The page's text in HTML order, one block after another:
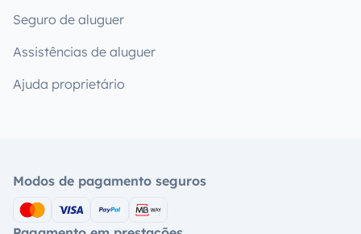
Seguro de aluguer
Assistências de aluguer
Ajuda proprietário
Modos de pagamento seguros